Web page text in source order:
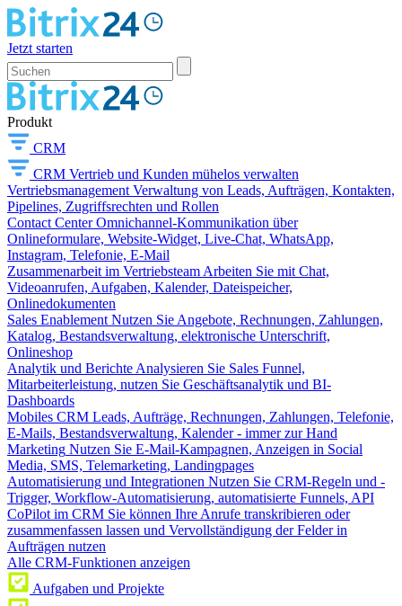
Jetzt starten
Produkt
CRM
CRM Vertrieb und Kunden mühelos verwalten
Vertriebsmanagement Verwaltung von Leads, Aufträgen, Kontakten,
Pipelines, Zugriffsrechten und Rollen
Contact Center Omnichannel-Kommunikation über
Onlineformulare, Website-Widget, Live-Chat, WhatsApp,
Instagram, Telefonie, E-Mail
Zusammenarbeit im Vertriebsteam Arbeiten Sie mit Chat,
Videoanrufen, Aufgaben, Kalender, Dateispeicher,
Onlinedokumenten
Sales Enablement Nutzen Sie Angebote, Rechnungen, Zahlungen,
Katalog, Bestandsverwaltung, elektronische Unterschrift,
Onlineshop
Analytik und Berichte Analysieren Sie Sales Funnel,
Mitarbeiterleistung, nutzen Sie Geschäftsanalytik und BI-
Dashboards
Mobiles CRM Leads, Aufträge, Rechnungen, Zahlungen, Telefonie,
E-Mails, Bestandsverwaltung, Kalender - immer zur Hand
Marketing Nutzen Sie E-Mail-Kampagnen, Anzeigen in Social
Media, SMS, Telemarketing, Landingpages
Automatisierung und Integrationen Nutzen Sie CRM-Regeln und -
Trigger, Workflow-Automatisierung, automatisierte Funnels, API
CoPilot im CRM Sie können Ihre Anrufe transkribieren oder
zusammenfassen lassen und Vervollständigung der Felder in
Aufträgen nutzen
Alle CRM-Funktionen anzeigen
Aufgaben und Projekte